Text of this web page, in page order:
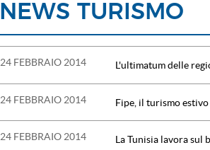
NEWS TURISMO
24 FEBBRAIO 2014 L'ultimatum delle
24 FEBBRAIO 2014 Fipe, il turismo
24 FEBBRAIO 2014 La Tunisia lavora sul